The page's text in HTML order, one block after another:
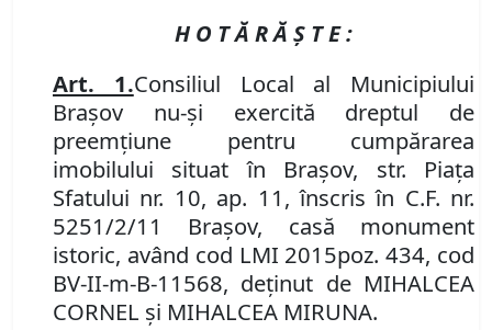
H O T Ă R Ă Ş T E :
Art. 1.Consiliul Local al Municipiului
Braşov nu-şi exercită dreptul de
preemţiune pentru cumpărarea
imobilului situat în Braşov, str. Piaţa
Sfatului nr. 10, ap. 11, înscris în C.F. nr.
5251/2/11 Braşov, casă monument
istoric, având cod LMI 2015poz. 434, cod
BV-II-m-B-11568, deţinut de MIHALCEA
CORNEL şi MIHALCEA MIRUNA.